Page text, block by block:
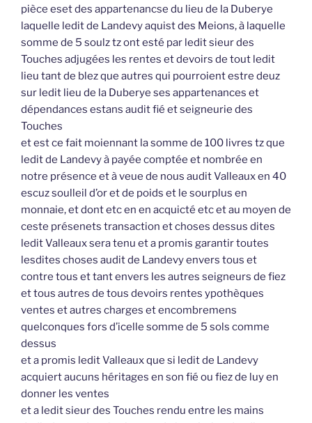
pièce eset des appartenancse du lieu de la Duberye
laquelle ledit de Landevy aquist des Meions, à laquelle
somme de 5 soulz tz ont esté par ledit sieur des
Touches adjugées les rentes et devoirs de tout ledit
lieu tant de blez que autres qui pourroient estre deuz
sur ledit lieu de la Duberye ses appartenances et
dépendances estans audit fié et seigneurie des
Touches
et est ce fait moiennant la somme de 100 livres tz que
ledit de Landevy à payée comptée et nombrée en
notre présence et à veue de nous audit Valleaux en 40
escuz soulleil d’or et de poids et le sourplus en
monnaie, et dont etc en en acquicté etc et au moyen de
ceste présenets transaction et choses dessus dites
ledit Valleaux sera tenu et a promis garantir toutes
lesdites choses audit de Landevy envers tous et
contre tous et tant envers les autres seigneurs de fiez
et tous autres de tous devoirs rentes ypothèques
ventes et autres charges et encombremens
quelconques fors d’icelle somme de 5 sols comme
dessus
et a promis ledit Valleaux que si ledit de Landevy
acquiert aucuns héritages en son fié ou fiez de luy en
donner les ventes
et a ledit sieur des Touches rendu entre les mains